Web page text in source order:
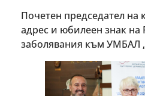
Почетен председател
адрес и юбилеен знак на
заболявания към УМБАЛ